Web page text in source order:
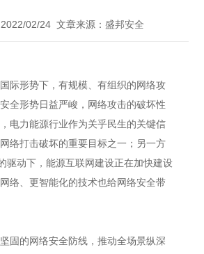
02/24 文章来源：盛邦安全
际形势下，有规模、有组织的网络攻
全形势日益严峻，网络攻击的破坏性
电力能源行业作为关乎民生的关键信
络打击破坏的重要目标之一；另一方
驱动下，能源互联网建设正在加快建设
络、更智能化的技术也给网络安全带
固的网络安全防线，推动全场景纵深